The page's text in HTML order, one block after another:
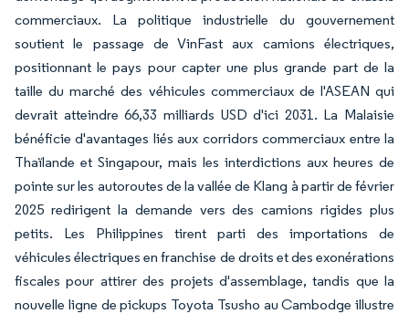
commerciaux. La politique industrielle du gouvernement
soutient le passage de VinFast aux camions électriques,
positionnant le pays pour capter une plus grande part de la
taille du marché des véhicules commerciaux de l'ASEAN qui
devrait atteindre 66,33 milliards USD d'ici 2031. La Malaisie
bénéficie d'avantages liés aux corridors commerciaux entre la
Thaïlande et Singapour, mais les interdictions aux heures de
pointe sur les autoroutes de la vallée de Klang à partir de février
2025 redirigent la demande vers des camions rigides plus
petits. Les Philippines tirent parti des importations de
véhicules électriques en franchise de droits et des exonérations
fiscales pour attirer des projets d'assemblage, tandis que la
nouvelle ligne de pickups Toyota Tsusho au Cambodge illustre